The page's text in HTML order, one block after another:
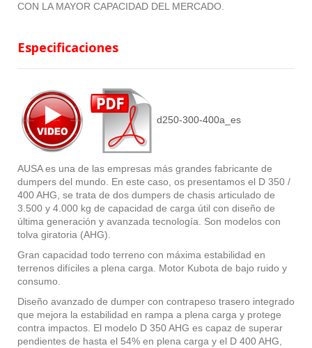
CON LA MAYOR CAPACIDAD DEL MERCADO.
Especificaciones
d250-300-400a_es
AUSA es una de las empresas más grandes fabricante de
dumpers del mundo. En este caso, os presentamos el D 350 /
400 AHG, se trata de dos dumpers de chasis articulado de
3.500 y 4.000 kg de capacidad de carga útil con diseño de
última generación y avanzada tecnología. Son modelos con
tolva giratoria (AHG).
Gran capacidad todo terreno con máxima estabilidad en
terrenos difíciles a plena carga. Motor Kubota de bajo ruido y
consumo.
Diseño avanzado de dumper con contrapeso trasero integrado
que mejora la estabilidad en rampa a plena carga y protege
contra impactos. El modelo D 350 AHG es capaz de superar
pendientes de hasta el 54% en plena carga y el D 400 AHG,